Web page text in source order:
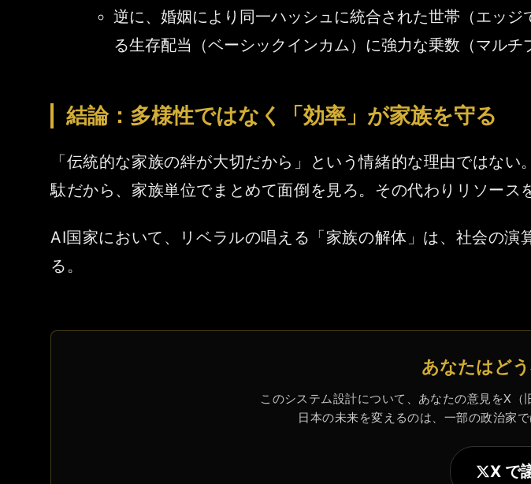
逆に、婚姻により同一ハッシュに統合された世帯（エッ
る生存配当（ベーシックインカム）に強力な乗数（マル
結論：多様性ではなく「効率」が家族を守る
「伝統的な家族の絆が大切だから」という情緒的な理由ではな
駄だから、家族単位でまとめて面倒を見ろ。その代わりリソース
AI国家において、リベラルの唱える「家族の解体」は、社会の
る。
あなたはど
このシステム設計について、あなたの意見をX
日本の未来を変えるのは、一部の政治家
X で